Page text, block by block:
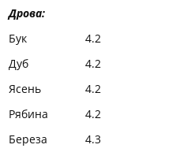
Дрова:
Бук
4.2
Дуб
4.2
Ясень
4.2
Рябина
4.2
Береза
4.3